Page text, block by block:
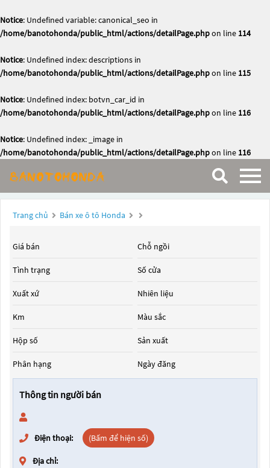
Notice: Undefined variable: canonical_seo in
/home/banotohonda/public_html/actions/detailPage.phpon line 114
Notice: Undefined index: descriptions in
/home/banotohonda/public_html/actions/detailPage.phpon line 115
Notice: Undefined index: botvn_car_id in
/home/banotohonda/public_html/actions/detailPage.phpon line 116
Notice: Undefined index: _image in
/home/banotohonda/public_html/actions/detailPage.phpon line 116
Trang chủ Bán xe ô tô Honda
Giá bán
Tình trạng
Xuất xứ
Km
Hộp số
Phân hạng
Chỗ ngồi
Số cửa
Nhiên liệu
Màu sắc
Sản xuất
Ngày đăng
Thông tin người bán
Điện thoại: (Bấm để hiện số)
Địa chỉ: